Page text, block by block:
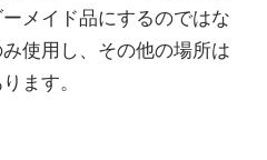
メイド品にするのではな
使用し、その他の場所は
ます。